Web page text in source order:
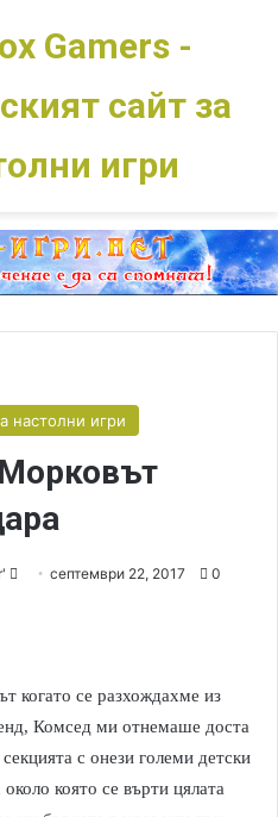
Gamers -
сайт за
игри
настолни игри
септември 22, 2017 0
когато се разхождахме из
Комсед ми отнемаше доста
с онези големи детски
която се върти цялата